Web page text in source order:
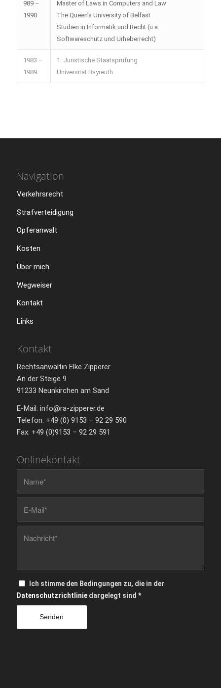
989 –
1990
Master of Laws in Computers and Law
The Queen’s University of Belfast
Studien in Informatik und Recht (u.a.
Softwareschutz und Urheberrecht)
1983 –
1989
1. Juristische Staatsprüfung
Universität Bayreuth
Navigation
Verkehrsrecht
Strafverteidigung
Opferanwalt
Kosten
Über mich
Wegweiser
Kontakt
Links
Kontakt
Rechtsanwältin Elke Zipperer
An der Steige 9
91233 Neunkirchen am Sand
E-Mail: info@ra-zipperer.de
Telefon: +49 (0) 9153 – 92 29 590
Fax: +49 (0)9153 – 92 29 591
Onlinekontakt
Ich stimme den Bedingungen zu, die in der
Datenschutzrichtliniedargelegt sind *